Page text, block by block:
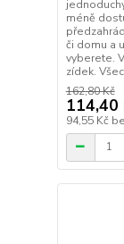
méně
či domu a
vyberete.
zídek.
162,80 Kč
114,40
94,55 Kč